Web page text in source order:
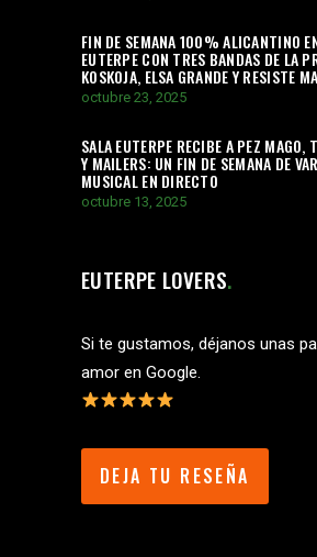
FIN DE SEMANA 100% ALICANTINO
EUTERPE CON TRES BANDAS DE LA
KOSKOJA, ELSA GRANDE Y RESISTE
octubre 23, 2025
SALA EUTERPE RECIBE A PEZ MAGO,
Y MAILERS: UN FIN DE SEMANA DE
MUSICAL EN DIRECTO
octubre 13, 2025
EUTERPE LOVERS
Si te gustamos, déjanos unas
amor en Google.
DEJA TU RESEÑA